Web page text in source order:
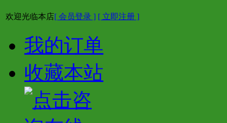
欢迎光临本店[ 会员登录 ] [ 立即注册 ]
我的订单
收藏本站